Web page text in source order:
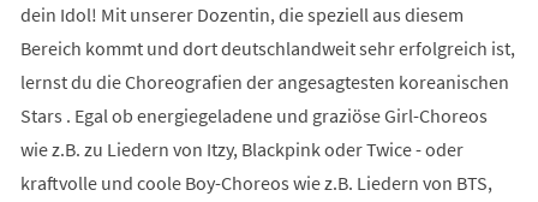
dein Idol! Mit unserer Dozentin, die speziell aus diesem
Bereich kommt und dort deutschlandweit sehr erfolgreich ist,
lernst du die Choreografien der angesagtesten koreanischen
Stars . Egal ob energiegeladene und graziöse Girl-Choreos
wie z.B. zu Liedern von Itzy, Blackpink oder Twice - oder
kraftvolle und coole Boy-Choreos wie z.B. Liedern von BTS,